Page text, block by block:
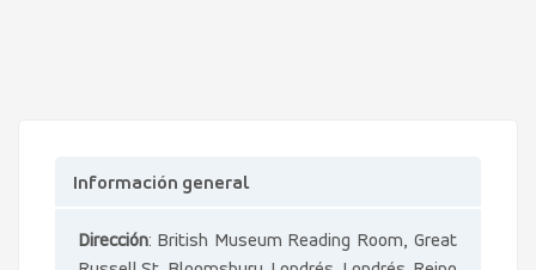
Información general
Dirección: British Museum Reading Room, Great